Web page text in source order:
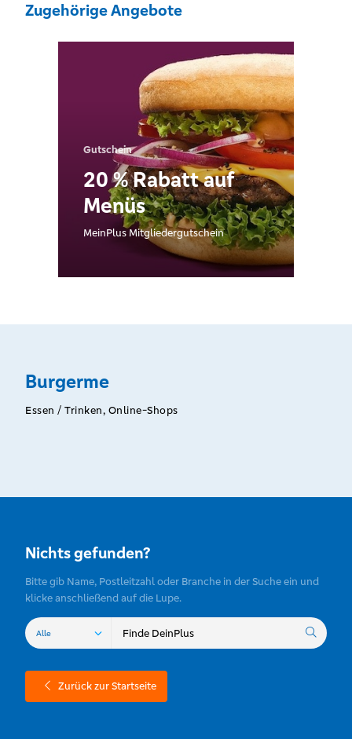
Zugehörige Angebote
Gutschein
20 % Rabatt auf
Menüs
MeinPlus Mitgliedergutschein
Burgerme
Essen / Trinken, Online-Shops
Nichts gefunden?
Bitte gib Name, Postleitzahl oder Branche in der Suche ein und
klicke anschließend auf die Lupe.
Zurück zur Startseite